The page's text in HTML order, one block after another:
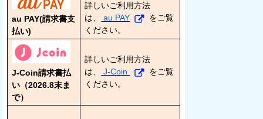
au PAY(請求書支
払い)
詳しいご利用方法
は、
au PAY
をご覧
ください。
J-Coin請求書払
い（2026.8末ま
で）
詳しいご利用方法
は、
J-Coin
をご覧
ください。